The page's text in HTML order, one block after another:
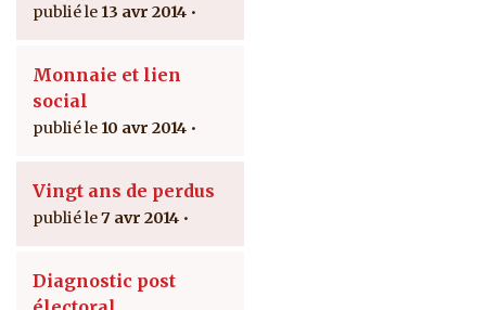
13 avr 2014
Monnaie et lien
social
10 avr 2014
Vingt ans de perdus
7 avr 2014
Diagnostic post